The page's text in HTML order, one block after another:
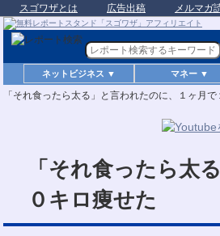
スゴワザとは 広告出稿 メルマガ
ネットビジネス ▼ マネー ▼
「それ食ったら太る」と言われたのに、１ヶ月
「それ食ったら太
０キロ痩せた